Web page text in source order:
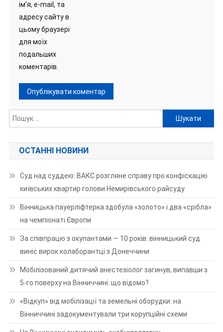
ім'я, e-mail, та
адресу сайту в
цьому браузері
для моїх
подальших
коментарів.
Пошук:
ОСТАННІ НОВИНИ
Суд над суддею: ВАКС розгляне справу про конфіскацію
київських квартир голови Немирівського райсуду
Вінницька пауерліфтерка здобула «золото» і два «срібла»
на чемпіонаті Європи
За співпрацю з окупантами — 10 років: вінницький суд
виніс вирок колаборантці з Донеччини
Мобілізований дитячий анестезіолог загинув, випавши з
5-го поверху на Вінниччині: що відомо?
«Відкуп» від мобілізації та земельні оборудки: на
Вінниччині задокументували три корупційні схеми